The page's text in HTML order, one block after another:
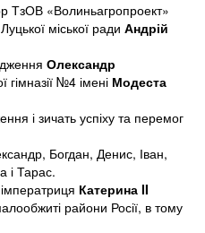
ТзОВ «Волиньагропроект»
міської ради Андрій
Олександр
гімназії №4 імені Модеста
і зичать успіху та перемог
Богдан, Денис, Іван,
і Тарас.
Катерина II
райони Росії, в тому